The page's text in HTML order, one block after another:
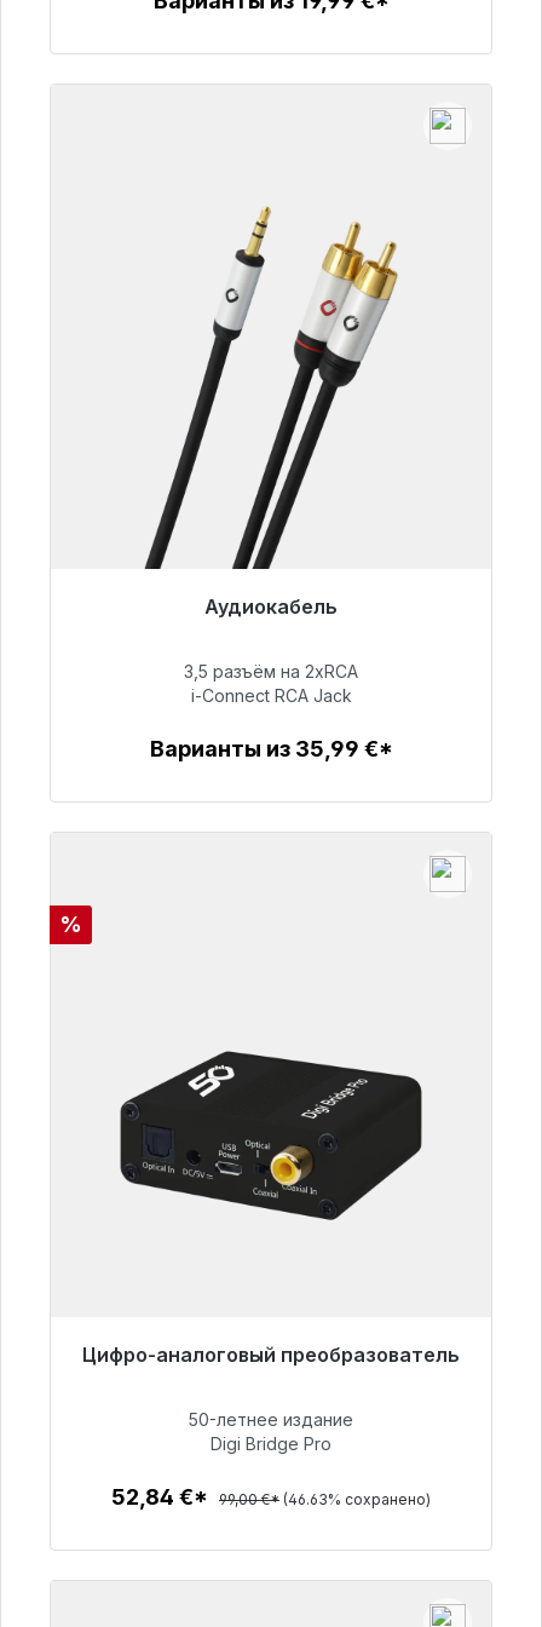
Аудиокабель
Готовы к немедленной отправке, срок
51,99 €
3,5 разъём на 2xRCA
i-Connect RCA Jack
Варианты из 35,99 €*
Скидка
%
Цифро-аналоговый преобразователь
Готовы к немедленной отправке, срок
52,84 €
50-летнее издание
Digi Bridge Pro
52,84 €* 99,00 €* (46.63% сохранено)